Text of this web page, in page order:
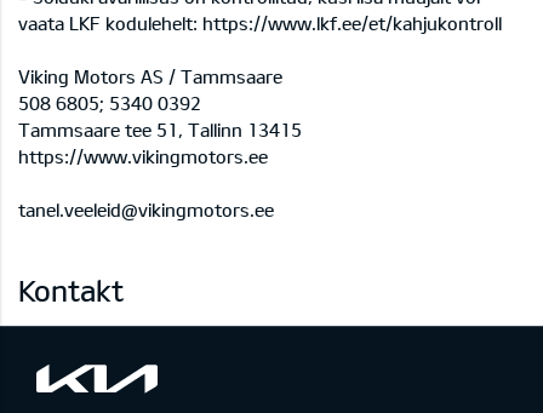
vaata LKF kodulehelt: https://www.lkf.ee/et/kahjukontroll
Viking Motors AS / Tammsaare
508 6805; 5340 0392
Tammsaare tee 51, Tallinn 13415
https://www.vikingmotors.ee
tanel.veeleid@vikingmotors.ee
Kontakt